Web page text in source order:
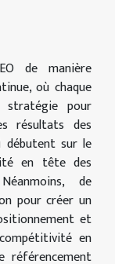
de manière
où chaque
stratégie pour
résultats des
débutent sur le
en tête des
de
pour créer un
et
en
référencement